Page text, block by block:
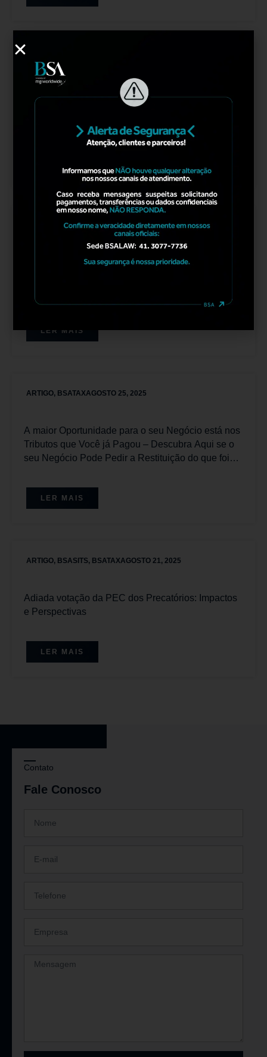
O Ponto de Equilíbrio entre o Direito à Moradia e a
Palavra do Devedor. A Impenhorabilidade do Bem
de Família e Suas Exceções
BSACREDIT,BSAFINANCEAGOSTO 26, 2025
A “Desbancarização”e o Crescimento dos FIDCs no
LER MAIS
ARTIGO, BSATAXAGOSTO 25, 2025
A maior Oportunidade para o seu Negócio está nos
Tributos que Você já Pagou – Descubra Aqui se o
seu Negócio Pode Pedir a Restituição do que foi
LER MAIS
ARTIGO, BSASITS, BSATAXAGOSTO 21, 2025
Adiada votação da PEC dos Precatórios: Impactos
e Perspectivas
LER MAIS
Contato
Fale Conosco